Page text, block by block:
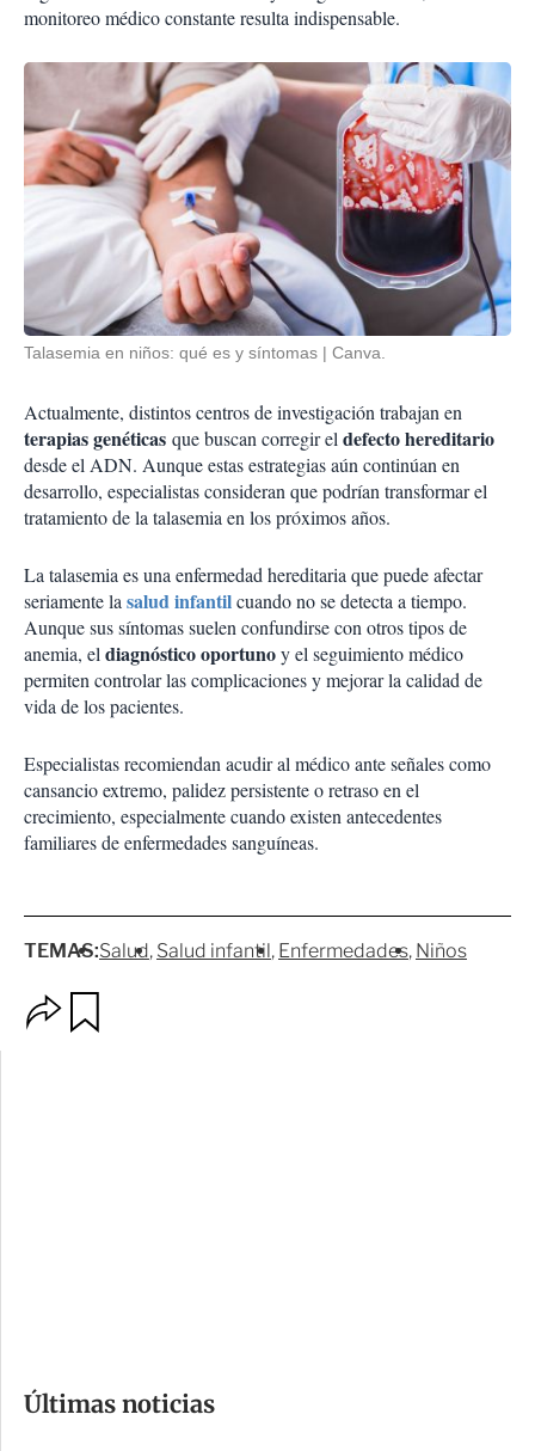
monitoreo médico constante resulta indispensable.
Talasemia en niños: qué es y síntomas Canva.
Actualmente, distintos centros de investigación trabajan en
terapias genéticas que buscan corregir eldefecto hereditario
desde el ADN. Aunque estas estrategias aún continúan en
desarrollo, especialistas consideran que podrían transformar el
tratamiento de la talasemia en los próximos años.
La talasemia es una enfermedad hereditaria que puede afectar
seriamente lasalud infantilcuando no se detecta a tiempo.
Aunque sus síntomas suelen confundirse con otros tipos de
anemia, eldiagnóstico oportunoy el seguimiento médico
permiten controlar las complicaciones y mejorar la calidad de
vida de los pacientes.
Especialistas recomiendan acudir al médico ante señales como
cansancio extremo, palidez persistente o retraso en el
crecimiento, especialmente cuando existen antecedentes
familiares de enfermedades sanguíneas.
TEMAS:Salud Salud infantil Enfermedades Niños
m
Últimas noticias